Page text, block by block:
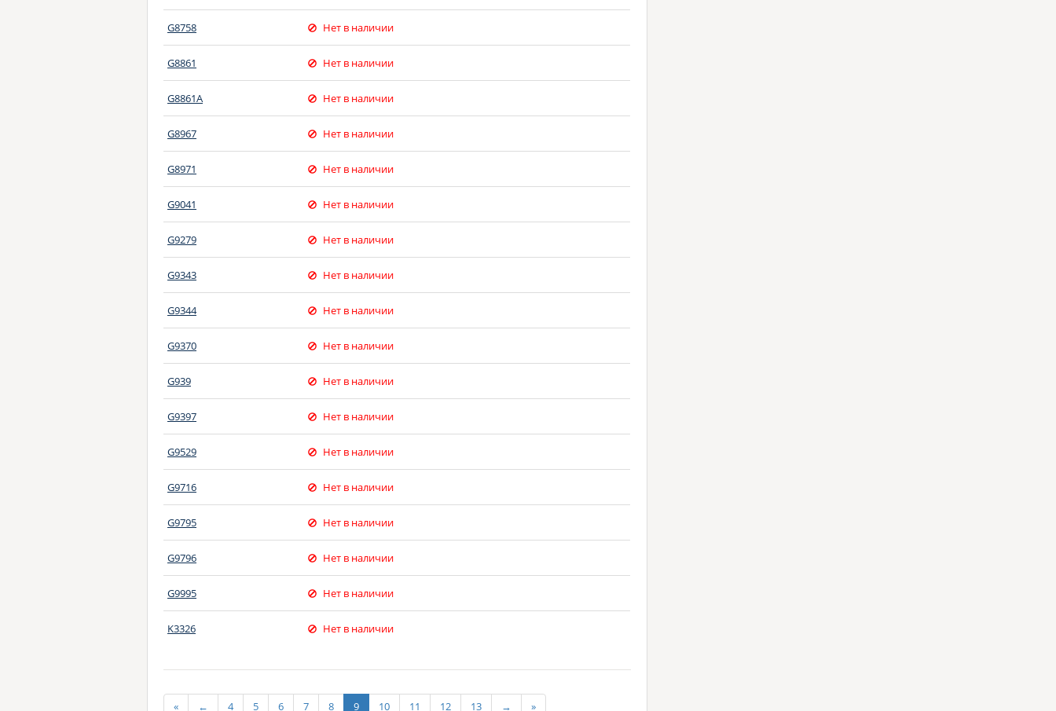
G8758 Нет в наличии
G8861 Нет в наличии
G8861A Нет в наличии
G8967 Нет в наличии
G8971 Нет в наличии
G9041 Нет в наличии
G9279 Нет в наличии
G9343 Нет в наличии
G9344 Нет в наличии
G9370 Нет в наличии
G939 Нет в наличии
G9397 Нет в наличии
G9529 Нет в наличии
G9716 Нет в наличии
G9795 Нет в наличии
G9796 Нет в наличии
G9995 Нет в наличии
K3326 Нет в наличии
« ← 4 5 6 7 8 9 10 11 12 13 → »